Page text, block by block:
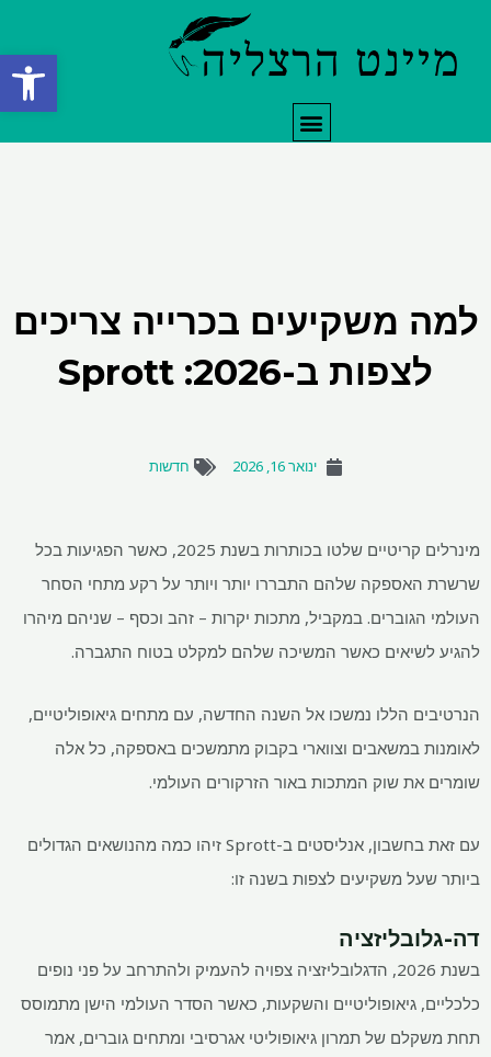
פתח
תפריט
למה משקיעים בכרייה צריכים
לצפות ב-2026: Sprott
ינואר 16, 2026 חדשות
מינרלים קריטיים שלטו בכותרות בשנת 2025, כאשר הפגיעות בכל
שרשרת האספקה ​​שלהם התבררו יותר ויותר על רקע מתחי הסחר
העולמי הגוברים. במקביל, מתכות יקרות – זהב וכסף – שניהם מיהרו
להגיע לשיאים כאשר המשיכה שלהם למקלט בטוח התגברה.
הנרטיבים הללו נמשכו אל השנה החדשה, עם מתחים גיאופוליטיים,
לאומנות במשאבים וצווארי בקבוק מתמשכים באספקה, כל אלה
שומרים את שוק המתכות באור הזרקורים העולמי.
עם זאת בחשבון, אנליסטים ב-Sprott זיהו כמה מהנושאים הגדולים
ביותר שעל משקיעים לצפות בשנה זו:
דה-גלובליזציה
בשנת 2026, הדגלובליזציה צפויה להעמיק ולהתרחב על פני נופים
כלכליים, גיאופוליטיים והשקעות, כאשר הסדר העולמי הישן מתמוסס
תחת משקלם של תמרון גיאופוליטי אגרסיבי ומתחים גוברים, אמר